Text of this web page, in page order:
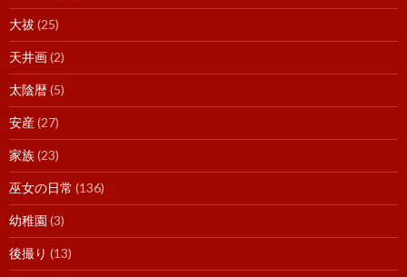
大祓(25)
天井画(2)
太陰暦(5)
安産(27)
家族(23)
巫女の日常 (136)
幼稚園 (3)
後撮り (13)